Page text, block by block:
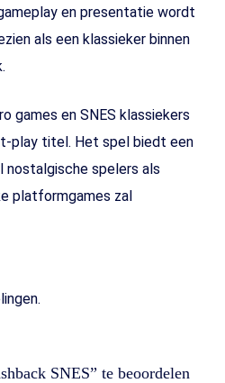
en presentatie wordt
als een klassieker binnen
games en SNES klassiekers
play titel. Het spel biedt een
nostalgische spelers als
platformgames zal
SNES” te beoordelen